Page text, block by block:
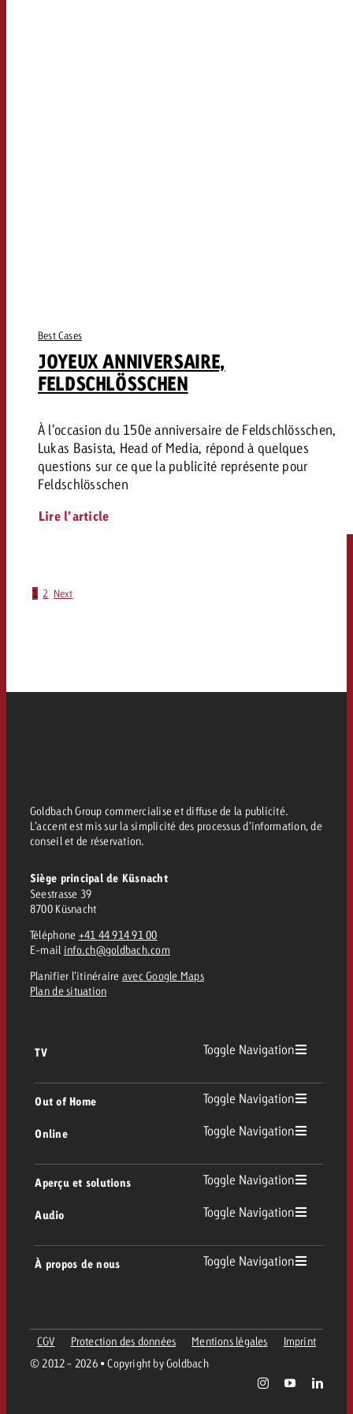
Best Cases
JOYEUX ANNIVERSAIRE,
FELDSCHLÖSSCHEN
À l'occasion du 150e anniversaire de Feldschlösschen,
Lukas Basista, Head of Media, répond à quelques
questions sur ce que la publicité représente pour
Feldschlösschen
Lire l’article
1 2 Next
Goldbach Group commercialise et diffuse de la publicité.
L’accent est mis sur la simplicité des processus d’information, de
conseil et de réservation.
Siège principal de Küsnacht
Seestrasse 39
8700 Küsnacht
Téléphone +41 44 914 91 00
E-mail info.ch@goldbach.com
Planifier l’itinéraire avec Google Maps
Plan de situation
TV Toggle Navigation
Directives publicitaires TV
Out of Home Toggle Navigation
Out of Home
Affichage
Digital Out of Home
Contacter l’équipe Out of Home
Online Toggle Navigation
Livraison de supports publicitaires Online
Aperçu et solutions Toggle Navigation
Conseil & Crossmedia
Portfolio Goldbach
Formats publicitaires
Audio Toggle Navigation
Digital Audio
À propos de nous Toggle Navigation
Équipe
© 2012 - 2026 • Copyright by Goldbach
CGV Protection des données Mentions légales Imprint